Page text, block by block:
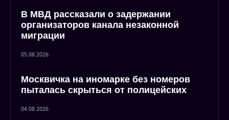
В МВД рассказали о задержании
организаторов канала незаконной
миграции
05.08.2026
Москвичка на иномарке без номеров
пыталась скрыться от полицейских
04.08.2026